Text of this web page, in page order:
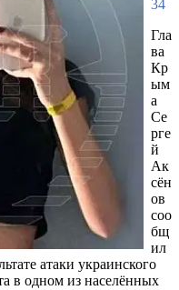
34
Гла
ва
Кр
ым
а
Се
рге
й
Ак
сён
ов
соо
бщ
ил
атаки украинского
в одном из населённых